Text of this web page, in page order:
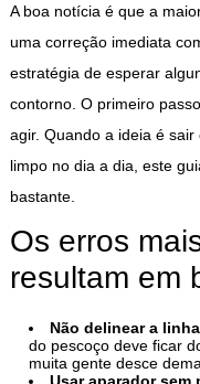
A boa notícia é que a
uma correção imediata
estratégia de esperar
contorno. O primeiro
agir. Quando a ideia é
limpo no dia a dia, este
bastante.
Os erros
resultam em
Não delinear a
do pescoço deve ficar
muita gente desce